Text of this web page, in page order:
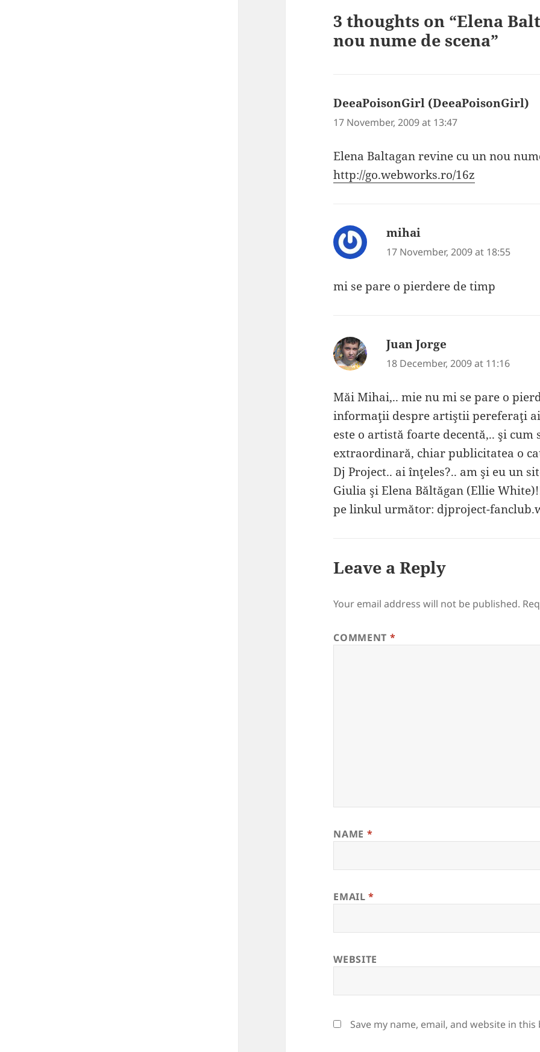
3 thoughts on “Elena
nou nume de scena”
DeeaPoisonGirl (DeeaPoisonGirl)
17 November, 2009 at 13:47
Elena Baltagan revine cu un nou
http://go.webworks.ro/16z
mihai
17 November, 2009 at 18:55
mi se pare o pierdere de timp
Juan Jorge
18 December, 2009 at 11:16
Măi Mihai,.. mie nu mi se pare o
informaţii despre artiştii pereferaţi
este o artistă foarte decentă,.. şi cum
extraordinară, chiar publicitatea o
Dj Project.. ai înţeles?.. am şi eu un
Giulia şi Elena Băltăgan (Ellie
pe linkul următor: djproject-
Leave a Reply
Your email address will not be published.
COMMENT *
NAME *
EMAIL*
WEBSITE
Save my name, email, and website in